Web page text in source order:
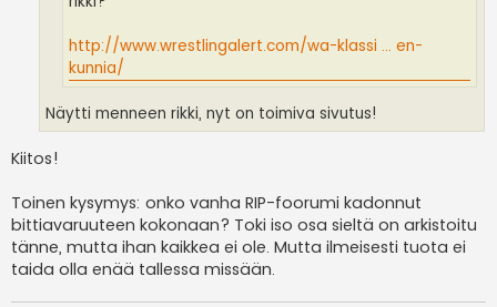
http://www.wrestlingalert.com/wa-klassi ... en-
kunnia/
Näytti menneen rikki, nyt on toimiva sivutus!
Kiitos!
Toinen kysymys: onko vanha RIP-foorumi kadonnut
bittiavaruuteen kokonaan? Toki iso osa sieltä on arkistoitu
tänne, mutta ihan kaikkea ei ole. Mutta ilmeisesti tuota ei
taida olla enää tallessa missään.